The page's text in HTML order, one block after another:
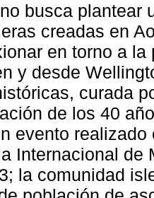
busca plantear
creadas en
en torno a
y desde
curada
de los 40
evento realizado
Internacional de
la comunidad